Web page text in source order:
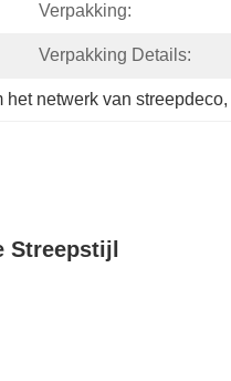
Verpakking:
Verpakking Details:
het netwerk van streepdeco,
Streepstijl